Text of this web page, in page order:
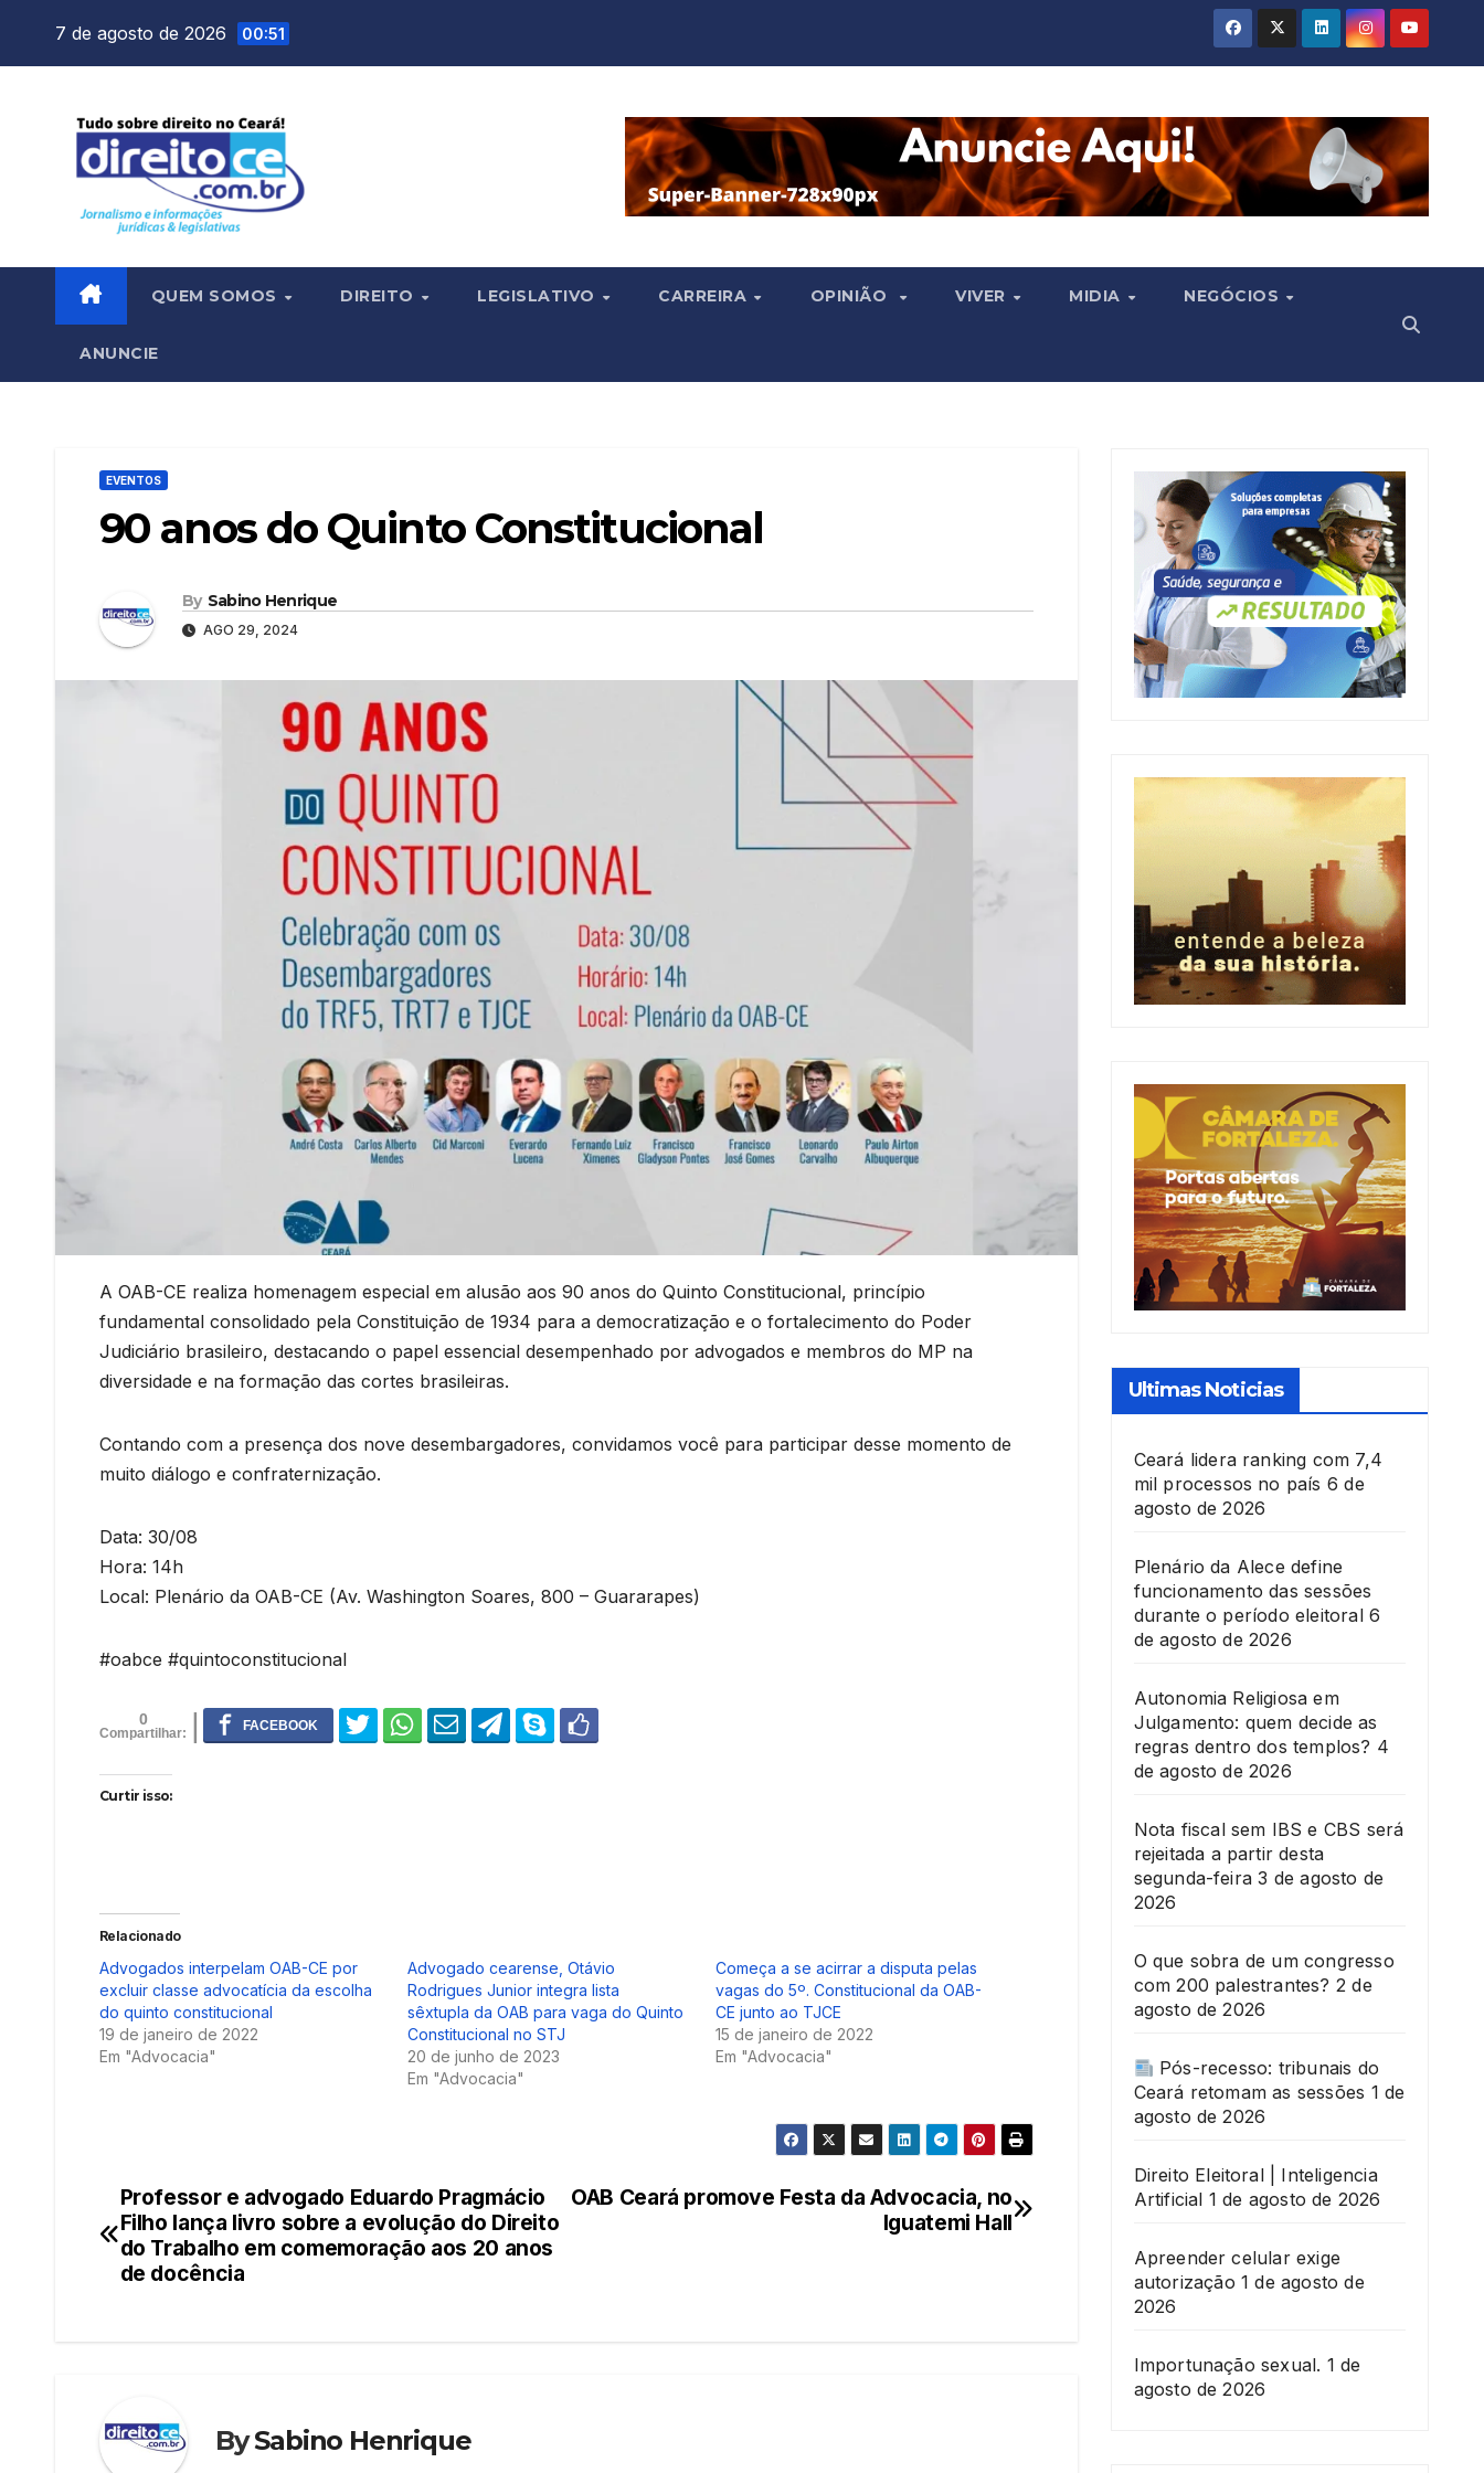
7 de agosto de 2026 00:51
QUEM SOMOS DIREITO LEGISLATIVO CARREIRA OPINIÃO VIVER MIDIA NEGÓCIOS
ANUNCIE
EVENTOS
90 anos do Quinto Constitucional
By Sabino Henrique
AGO 29, 2024
A OAB-CE realiza homenagem especial em alusão aos 90 anos do Quinto Constitucional, princípio
fundamental consolidado pela Constituição de 1934 para a democratização e o fortalecimento do Poder
Judiciário brasileiro, destacando o papel essencial desempenhado por advogados e membros do MP na
diversidade e na formação das cortes brasileiras.
Contando com a presença dos nove desembargadores, convidamos você para participar desse momento de
muito diálogo e confraternização.
Data: 30/08
Hora: 14h
Local: Plenário da OAB-CE (Av. Washington Soares, 800 – Guararapes)
#oabce #quintoconstitucional
0
Curtir isso:
Relacionado
Advogados interpelam OAB-CE por
excluir classe advocatícia da escolha
do quinto constitucional
19 de janeiro de 2022
Em "Advocacia"
Advogado cearense, Otávio
Rodrigues Junior integra lista
sêxtupla da OAB para vaga do Quinto
Constitucional no STJ
20 de junho de 2023
Em "Advocacia"
Começa a se acirrar a disputa pelas
vagas do 5º. Constitucional da OAB-
CE junto ao TJCE
15 de janeiro de 2022
Em "Advocacia"
Navegação
de
OAB Ceará promove Festa da Advocacia, no
Iguatemi Hall
Professor e advogado Eduardo Pragmácio
Filho lança livro sobre a evolução do Direito
do Trabalho em comemoração aos 20 anos
de docência
BySabino Henrique
Ultimas Noticias
Ceará lidera ranking com 7,4
mil processos no país 6 de
agosto de 2026
Plenário da Alece define
funcionamento das sessões
durante o período eleitoral 6
de agosto de 2026
Autonomia Religiosa em
Julgamento: quem decide as
regras dentro dos templos? 4
de agosto de 2026
Nota fiscal sem IBS e CBS será
rejeitada a partir desta
segunda-feira 3 de agosto de
2026
O que sobra de um congresso
com 200 palestrantes? 2 de
agosto de 2026
Pós-recesso: tribunais do
Ceará retomam as sessões 1 de
agosto de 2026
Direito Eleitoral | Inteligencia
Artificial 1 de agosto de 2026
Apreender celular exige
autorização 1 de agosto de
2026
Importunação sexual. 1 de
agosto de 2026